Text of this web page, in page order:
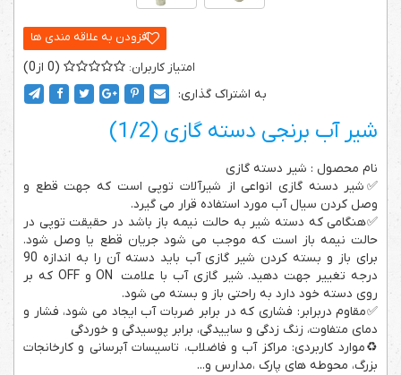
0
0
به اشتراک گذاری:
شیر آب برنجی دسته گازی (1/2)
نام محصول : شیر دسته گازی
✅شیر دسنه گازی انواعی از شیرآلات توپی است که جهت قطع و
وصل کردن سیال آب مورد استفاده قرار می گیرد.
✅هنگامی که دسته شیر به حالت نیمه باز باشد در حقیقت توپی در
حالت نیمه باز است که موجب می شود جریان قطع یا وصل شود.
برای باز و بسته کردن شیر گازی آب باید دسته آن را به اندازه 90
درجه تغییر جهت دهید. شیر گازی آب با علامت ON و OFF که بر
روی دسته خود دارد به راحتی باز و بسته می شود.
✅مقاوم دربرابر: فشاری که در برابر ضربات آب ایجاد می شود، فشار و
دمای متفاوت، زنگ زدگی و ساییدگی، برابر پوسیدگی و خوردگی
♻️موارد کاربردی: مراکز آب و فاضلاب، تاسیسات آبرسانی و کارخانجات
بزرگ، محوطه های پارک ،مدارس و...